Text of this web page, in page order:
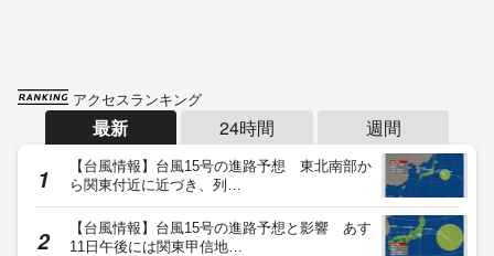
アクセスランキング
最新 24時間 週間
【台風情報】台風15号の進路予想 東北南部か
ら関東付近に近づき、列…
【台風情報】台風15号の進路予想と影響 あす
11日午後には関東甲信地…